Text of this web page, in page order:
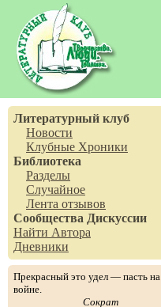
Литературный клуб
Новости
Клубные Хроники
Библиотека
Разделы
Случайное
Лента отзывов
Сообщества Дискуссии
Найти Автора
Дневники
Прекрасный это удел — пасть на
войне.
Сократ